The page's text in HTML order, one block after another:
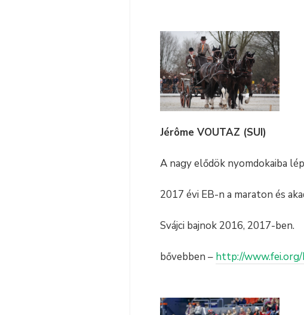
Jérôme VOUTAZ (SUI)
A nagy elődök nyomdokaiba
2017 évi EB-n a maraton és
Svájci bajnok 2016, 2017-ben.
bővebben – http://